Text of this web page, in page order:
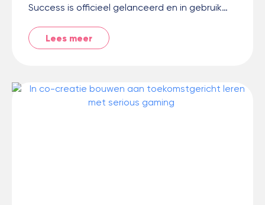
Success is officieel gelanceerd en in gebruik…
Lees meer